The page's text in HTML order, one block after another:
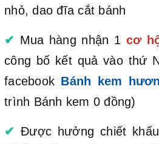
nhỏ, dao đĩa cắt bánh
✔ Mua hàng nhận 1 cơ
công bố kết quả vào thứ
facebook Bánh kem
trình Bánh kem 0 đồng)
✔ Được hưởng chiết khấu